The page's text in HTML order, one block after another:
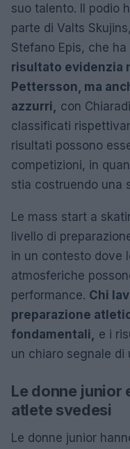
suo talento. Il podio
parte di Valts
Stefano Epis, che
risultato evidenzia
Pettersson, ma
azzurri,
con
classificati
risultati possono
competizioni, in
stia costruendo una
Le mass start a
livello di
in un contesto dove
atmosferiche
performance. Chi
preparazione
fondamentali,
e i
un chiaro segnale di
Le donne junior
atlete svedesi
Le donne junior